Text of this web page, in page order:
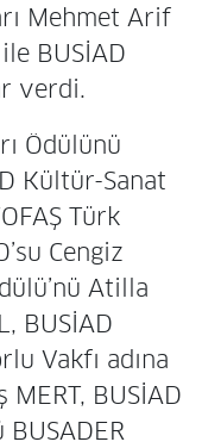
Mehmet Arif
BUSİAD
verdi.
Ödülünü
Kültür-Sanat
Türk
Cengiz
Atilla
BUSİAD
Vakfı adına
BUSİAD